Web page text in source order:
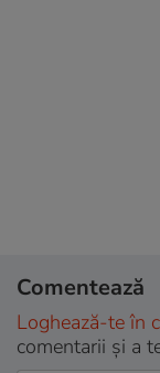
Comentează
Loghează-te în
comentarii și a